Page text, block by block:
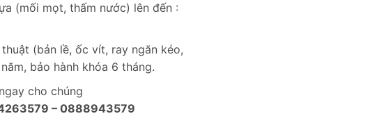
(mối mọt, thấm nước) lên đến :
(bản lề, ốc vít, ray ngăn kéo,
bảo hành khóa 6 tháng.
cho chúng
–0888943579